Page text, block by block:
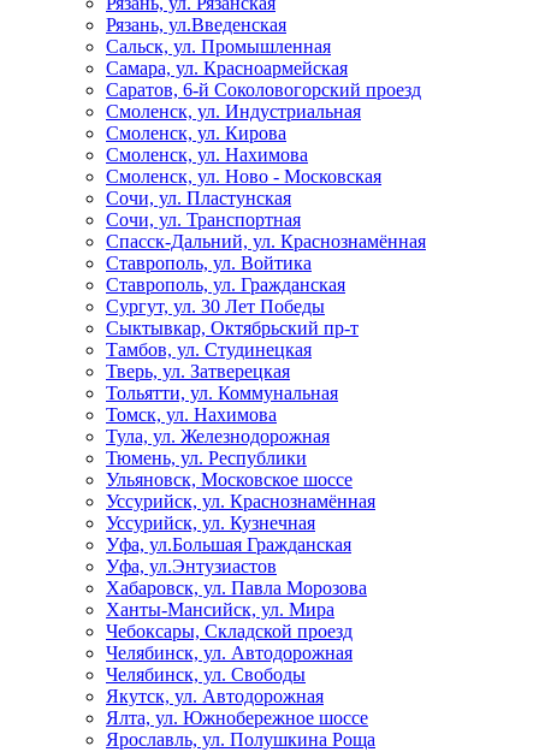
Рязань, ул.Введенская
Сальск, ул. Промышленная
Самара, ул. Красноармейская
Саратов, 6-й Соколовогорский проезд
Смоленск, ул. Индустриальная
Смоленск, ул. Кирова
Смоленск, ул. Нахимова
Смоленск, ул. Ново - Московская
Сочи, ул. Пластунская
Сочи, ул. Транспортная
Спасск-Дальний, ул. Краснознамённая
Ставрополь, ул. Войтика
Ставрополь, ул. Гражданская
Сургут, ул. 30 Лет Победы
Сыктывкар, Октябрьский пр-т
Тамбов, ул. Студинецкая
Тверь, ул. Затверецкая
Тольятти, ул. Коммунальная
Томск, ул. Нахимова
Тула, ул. Железнодорожная
Тюмень, ул. Республики
Ульяновск, Московское шоссе
Уссурийск, ул. Краснознамённая
Уссурийск, ул. Кузнечная
Уфа, ул.Большая Гражданская
Уфа, ул.Энтузиастов
Хабаровск, ул. Павла Морозова
Ханты-Мансийск, ул. Мира
Чебоксары, Складской проезд
Челябинск, ул. Автодорожная
Челябинск, ул. Свободы
Якутск, ул. Автодорожная
Ялта, ул. Южнобережное шоссе
Ярославль, ул. Полушкина Роща